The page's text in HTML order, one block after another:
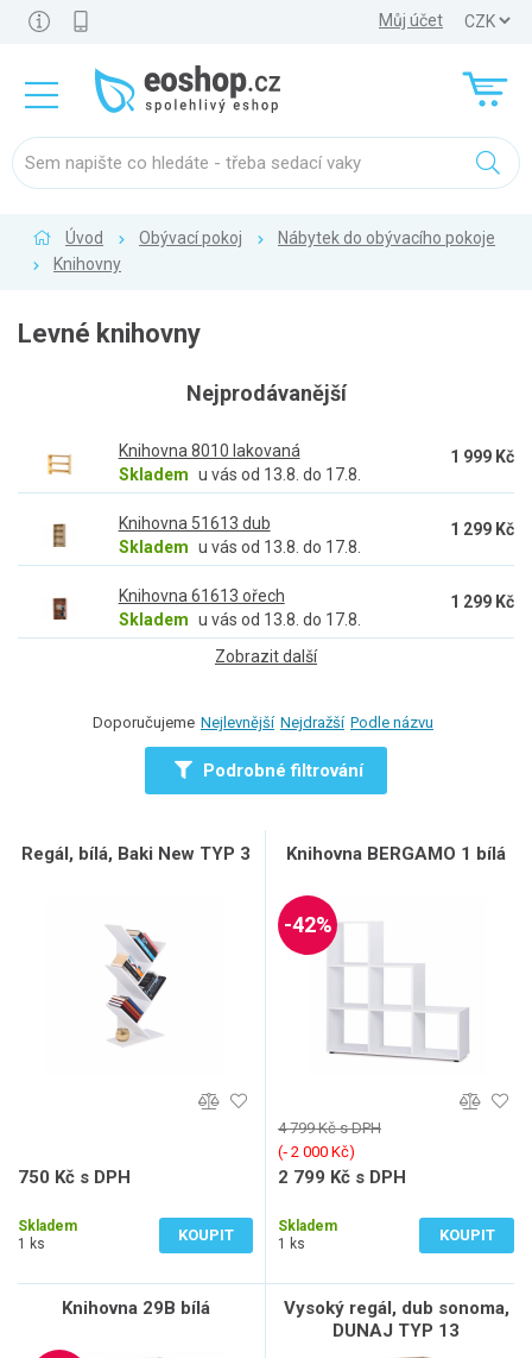
Můj účet
Úvod Obývací pokoj
Nábytek do obývacího pokoje
Knihovny
Levné knihovny
Nejprodávanější
Knihovna 8010 lakovaná
Skladem u vás od 13.8. do 17.8.
1 999 Kč
Knihovna 51613 dub
Skladem u vás od 13.8. do 17.8.
1 299 Kč
Knihovna 61613 ořech
Skladem u vás od 13.8. do 17.8.
1 299 Kč
Zobrazit další
Doporučujeme Nejlevnější Nejdražší Podle názvu
Podrobné filtrování
Regál, bílá, Baki New TYP 3
750 Kč s DPH
Skladem
1 ks
KOUPIT
Knihovna BERGAMO 1 bílá
-42%
4 799 Kč s DPH
(‐ 2 000 Kč)
2 799 Kč s DPH
Skladem
1 ks
KOUPIT
Knihovna 29B bílá
Vysoký regál, dub sonoma,
DUNAJ TYP 13